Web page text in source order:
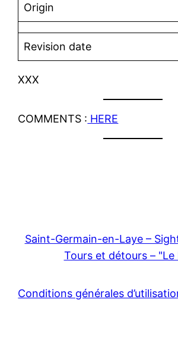
Origin
Revision date
XXX
COMMENTS : HERE
Saint-Germain-en-Laye –
Tours et détours – "Le
Conditions générales